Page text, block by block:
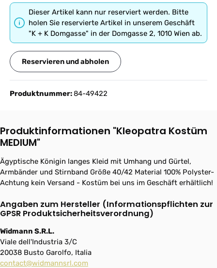
Dieser Artikel kann nur reserviert werden. Bitte
holen Sie reservierte Artikel in unserem Geschäft
"K + K Domgasse" in der Domgasse 2, 1010 Wien ab.
Reservieren und abholen
Produktnummer:84-49422
Produktinformationen "Kleopatra Kostüm
MEDIUM"
Ägyptische Königin langes Kleid mit Umhang und Gürtel,
Armbänder und Stirnband Größe 40/42 Material 100% Polyster-
Achtung kein Versand - Kostüm bei uns im Geschäft erhältlich!
Angaben zum Hersteller (Informationspflichten zur
GPSR Produktsicherheitsverordnung)
Widmann S.R.L.
Viale dell'Industria 3/C
20038 Busto Garolfo, Italia
contact@widmannsrl.com